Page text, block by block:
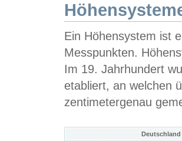
Ein Höhensystem ist
Messpunkten.
Im 19. Jahrhundert
etabliert, an welchen
zentimetergenau